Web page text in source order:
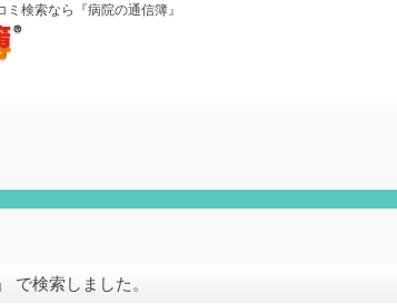
検索なら『病院の通信簿』
で検索しました。